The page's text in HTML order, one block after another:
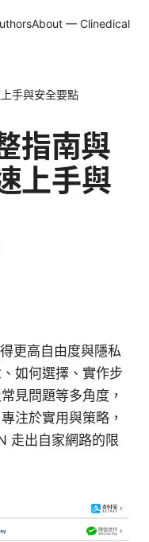
About — Clinedical
手與安全要點
指南與
上手與
更高自由度與隱私
如何選擇、實作步
見問題等多角度，
注於實用與策略，
走出自家網路的限